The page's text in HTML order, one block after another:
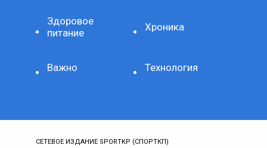
Здоровое
питание
Хроника
Важно Технология
СЕТЕВОЕ ИЗДАНИЕ SPORTKP (СПОРТКП)